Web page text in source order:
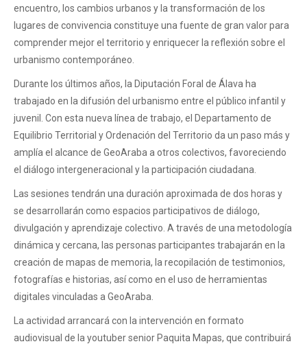
encuentro, los cambios urbanos y la transformación de los
lugares de convivencia constituye una fuente de gran valor para
comprender mejor el territorio y enriquecer la reflexión sobre el
urbanismo contemporáneo.
Durante los últimos años, la Diputación Foral de Álava ha
trabajado en la difusión del urbanismo entre el público infantil y
juvenil. Con esta nueva línea de trabajo, el Departamento de
Equilibrio Territorial y Ordenación del Territorio da un paso más y
amplía el alcance de GeoAraba a otros colectivos, favoreciendo
el diálogo intergeneracional y la participación ciudadana.
Las sesiones tendrán una duración aproximada de dos horas y
se desarrollarán como espacios participativos de diálogo,
divulgación y aprendizaje colectivo. A través de una metodología
dinámica y cercana, las personas participantes trabajarán en la
creación de mapas de memoria, la recopilación de testimonios,
fotografías e historias, así como en el uso de herramientas
digitales vinculadas a GeoAraba.
La actividad arrancará con la intervención en formato
audiovisual de la youtuber senior Paquita Mapas, que contribuirá